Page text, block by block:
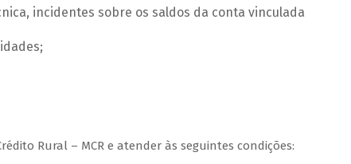
incidentes sobre os saldos da conta vinculada
Rural – MCR e atender às seguintes condições: